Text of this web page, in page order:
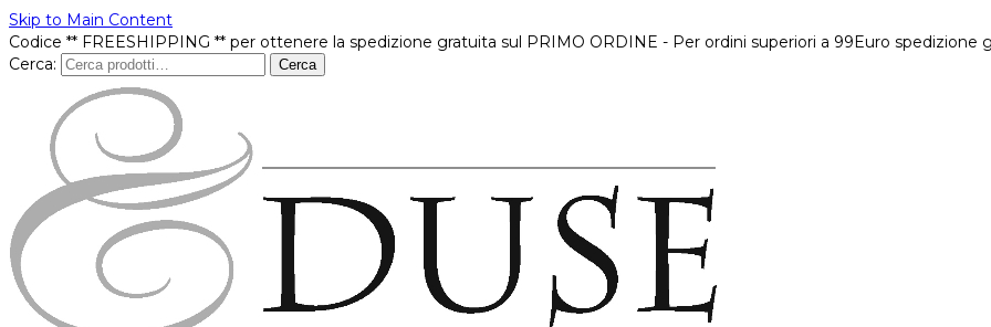
Skip to Main Content
Codice ** FREESHIPPING ** per ottenere la spedizione gratuita sul PRIMO ORDINE - Per ordini superiori a 99Euro spedizione
Cerca:
Cerca